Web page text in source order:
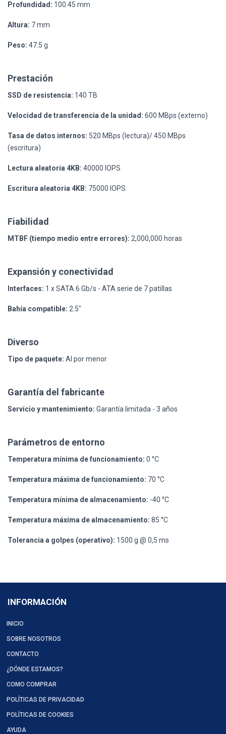
Profundidad: 100.45 mm
Altura: 7 mm
Peso: 47.5 g
Prestación
SSD de resistencia: 140 TB
Velocidad de transferencia de la unidad: 600 MBps (externo)
Tasa de datos internos: 520 MBps (lectura)/ 450 MBps
(escritura)
Lectura aleatoria 4KB: 40000 IOPS
Escritura aleatoria 4KB: 75000 IOPS
Fiabilidad
MTBF (tiempo medio entre errores): 2,000,000 horas
Expansión y conectividad
Interfaces: 1 x SATA 6 Gb/s - ATA serie de 7 patillas
Bahía compatible: 2.5"
Diverso
Tipo de paquete: Al por menor
Garantía del fabricante
Servicio y mantenimiento: Garantía limitada - 3 años
Parámetros de entorno
Temperatura mínima de funcionamiento: 0 °C
Temperatura máxima de funcionamiento: 70 °C
Temperatura mínima de almacenamiento: -40 °C
Temperatura máxima de almacenamiento: 85 °C
Tolerancia a golpes (operativo): 1500 g @ 0,5 ms
INFORMACIÓN
INICIO
SOBRE NOSOTROS
CONTACTO
¿DÓNDE ESTAMOS?
COMO COMPRAR
POLÍTICAS DE PRIVACIDAD
POLÍTICAS DE COOKIES
AYUDA